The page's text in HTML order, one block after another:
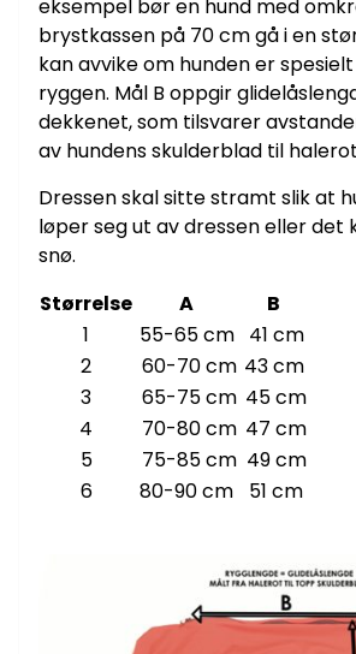
eksempel bør en hund med
brystkassen på 70 cm gå i en
kan avvike om hunden er
ryggen. Mål B oppgir
dekkenet, som tilsvarer
av hundens skulderblad til
Dressen skal sitte stramt slik at
løper seg ut av dressen eller det
snø.
Størrelse
A
B
1
55-65 cm 41 cm
2
60-70 cm 43 cm
3
65-75 cm 45 cm
4
70-80 cm 47 cm
5
75-85 cm 49 cm
6
80-90 cm 51 cm